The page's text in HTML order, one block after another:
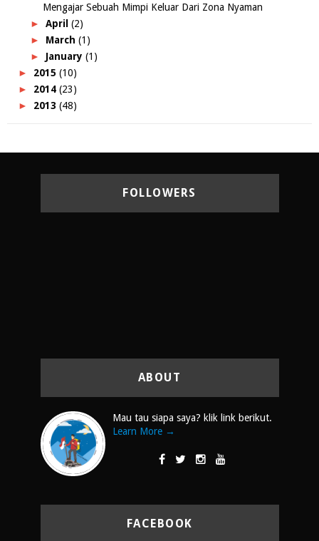
Mengajar Sebuah Mimpi Keluar Dari Zona Nyaman
► April (2)
► March (1)
► January (1)
► 2015 (10)
► 2014 (23)
► 2013 (48)
FOLLOWERS
ABOUT
Mau tau siapa saya? klik link berikut.
Learn More →
FACEBOOK